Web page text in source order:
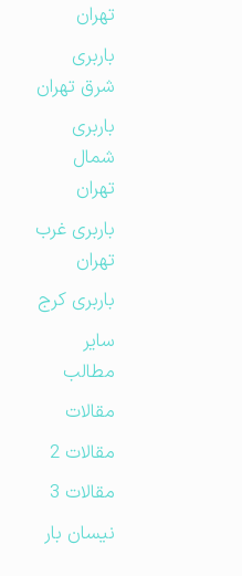
تهران
باربری
شرق تهران
باربری
شمال
تهران
باربری غرب
تهران
باربری کرج
مطالب
مقالات
مقالات 2
مقالات 3
نیسان بار